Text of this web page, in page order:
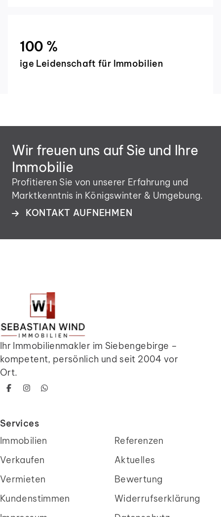
100 %
ige Leidenschaft für Immobilien
Wir freuen uns auf Sie und Ihre
Immobilie
Profitieren Sie von unserer Erfahrung und
Marktkenntnis in Königswinter & Umgebung.
KONTAKT AUFNEHMEN
Ihr Immobilienmakler im Siebengebirge –
kompetent, persönlich und seit 2004 vor
Ort.
Facebook
InstagramWhatsApp
Services
Immobilien
Referenzen
Verkaufen
Aktuelles
Vermieten
Bewertung
Kundenstimmen
Widerrufserklärung